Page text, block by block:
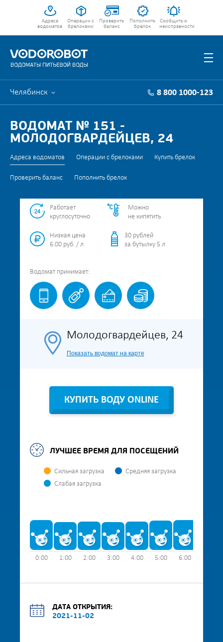
Адреса
водоматов
Операции с
брелоками
Проверить
баланс
Пополнить
брелок
Сообщить о
неисправности
Челябинск 8 800 1000-123
ВОДОМАТ № 151 -
МОЛОДОГВАРДЕЙЦЕВ, 24
Адреса водоматов Операции с брелоками Купить брелок
Проверить баланс Пополнить брелок
Работает
круглосуточно
Можно
не кипятить
Низкая цена
6.00 руб. / л
30 рублей
за бутылку 5 л
Водомат принимает:
Молодогвардейцев, 24
Показать водомат на карте
КУПИТЬ ВОДУ ONLINE
ЛУЧШЕЕ ВРЕМЯ ДЛЯ ПОСЕЩЕНИЙ
Сильная загрузка
Средняя загрузка
Слабая загрузка
0:00 1:00 2:00 3:00 4:00 5:00 6:00
ДАТА ОТКРЫТИЯ:
2021-11-02